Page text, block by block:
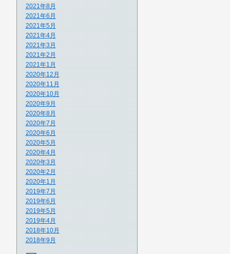
2021年8月
2021年6月
2021年5月
2021年4月
2021年3月
2021年2月
2021年1月
2020年12月
2020年11月
2020年10月
2020年9月
2020年8月
2020年7月
2020年6月
2020年5月
2020年4月
2020年3月
2020年2月
2020年1月
2019年7月
2019年6月
2019年5月
2019年4月
2018年10月
2018年9月